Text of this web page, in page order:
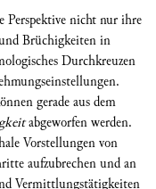
Perspektive nicht nur ihre
Brüchigkeiten in
Durchkreuzen
gerade aus dem
abgeworfen werden.
Vorstellungen von
aufzubrechen und an
Vermittlungstätigkeiten